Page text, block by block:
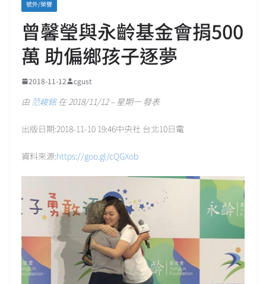
號外/榮譽
曾馨瑩與永齡基金會捐500
萬 助偏鄉孩子逐夢
2018-11-12 cgust
由 范峻銘在 2018/11/12 – 星期一 發表
出版日期:2018-11-10 19:46中央社 台北10日電
資料來源:https://goo.gl/cQGXob